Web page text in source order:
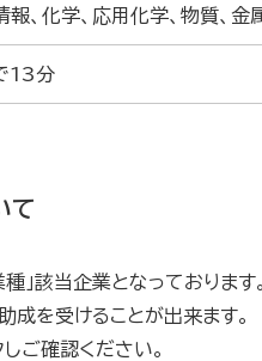
報、化学、応用化学、物質、
13分
て
」該当企業となっております。
を受けることが出来ます。
ご確認ください。